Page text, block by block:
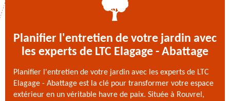
Planifier l'entretien de votre jardin avec
les experts de LTC Elagage - Abattage
Planifier l'entretien de votre jardin avec les experts de LTC
Elagage - Abattage est la clé pour transformer votre espace
extérieur en un véritable havre de paix. Située à Rouvrel,